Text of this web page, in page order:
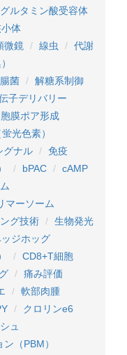
ルタミン酸受容体
体
微鏡
線虫
代謝
菌
解糖系制御
子デリバリー
膜ポア形成
光色素）
グナル
免疫
bPAC
cAMP
マーソーム
グ技術
生物発光
ジホッグ
CD8+T細胞
痛み評価
軟部肉腫
クロリンe6
ュ
（PBM）